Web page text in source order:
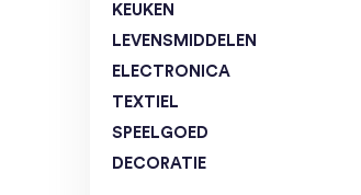
KEUKEN
LEVENSMIDDELEN
ELECTRONICA
TEXTIEL
SPEELGOED
DECORATIE